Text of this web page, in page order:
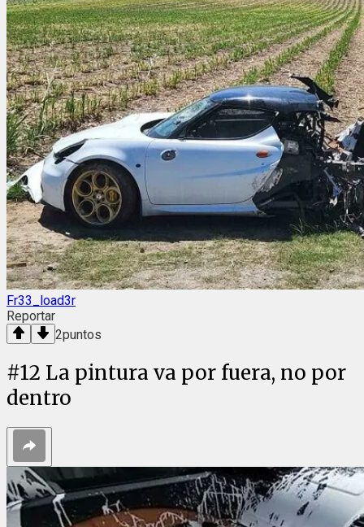
Fr33_load3r
Reportar
2puntos
#12 La pintura va por fuera, no por
dentro